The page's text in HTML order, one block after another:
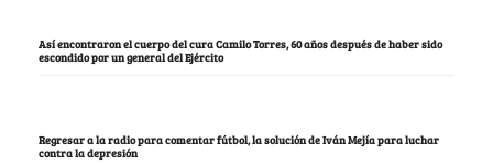
Así encontraron el cuerpo del cura Camilo Torres, 60 años después de haber sido
escondido por un general del Ejército
Regresar a la radio para comentar fútbol, la solución de Iván Mejía para luchar
contra la depresión